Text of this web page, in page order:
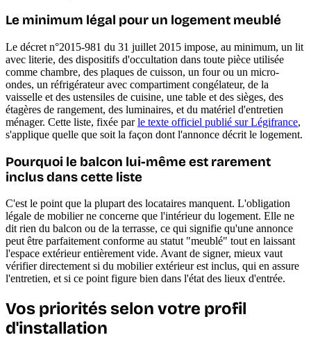
Le minimum légal pour un logement meublé
Le décret n°2015-981 du 31 juillet 2015 impose, au minimum, un lit
avec literie, des dispositifs d'occultation dans toute pièce utilisée
comme chambre, des plaques de cuisson, un four ou un micro-
ondes, un réfrigérateur avec compartiment congélateur, de la
vaisselle et des ustensiles de cuisine, une table et des sièges, des
étagères de rangement, des luminaires, et du matériel d'entretien
ménager. Cette liste, fixée parle texte officiel publié sur Légifrance,
s'applique quelle que soit la façon dont l'annonce décrit le logement.
Pourquoi le balcon lui-même est rarement
inclus dans cette liste
C'est le point que la plupart des locataires manquent. L'obligation
légale de mobilier ne concerne que l'intérieur du logement. Elle ne
dit rien du balcon ou de la terrasse, ce qui signifie qu'une annonce
peut être parfaitement conforme au statut "meublé" tout en laissant
l'espace extérieur entièrement vide. Avant de signer, mieux vaut
vérifier directement si du mobilier extérieur est inclus, qui en assure
l'entretien, et si ce point figure bien dans l'état des lieux d'entrée.
Vos priorités selon votre profil
d'installation